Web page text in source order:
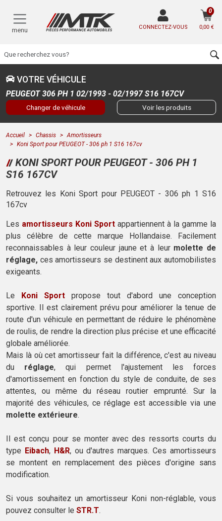
menu CONNECTEZ-VOUS 0,00 €
0
VOTRE VÉHICULE
PEUGEOT 306 PH 1 02/1993 - 02/1997 S16 167CV
Changer de véhicule Voir les produits
Accueil Chassis
Amortisseurs
Koni Sport pour PEUGEOT - 306 ph 1 S16 167cv
KONI SPORT POUR PEUGEOT - 306 PH 1
S16 167CV
Retrouvez les Koni Sport pour PEUGEOT - 306 ph 1 S16
167cv
Les amortisseurs Koni Sport appartiennent à la gamme la
plus célèbre de cette marque Hollandaise. Facilement
reconnaissables à leur couleur jaune et à leur molette de
réglage, ces amortisseurs se destinent aux automobilistes
exigeants.
Le Koni Sport propose tout d'abord une conception
sportive. Il est clairement prévu pour améliorer la tenue de
route d'un véhicule en permettant de réduire le phénomène
de roulis, de rendre la direction plus précise et une efficacité
globale améliorée.
Mais là où cet amortisseur fait la différence, c'est au niveau
du réglage, qui permet l'ajustement les forces
d'amortissement en fonction du style de conduite, de ses
attentes, ou même du réseau routier emprunté. Sur la
majorité des véhicules, ce réglage est accessible via une
molette extérieure.
Il est conçu pour se monter avec des ressorts courts du
type Eibach, H&R, ou d'autres marques. Ces amortisseurs
se montent en remplacement des pièces d'origine sans
modification.
Si vous souhaitez un amortisseur Koni non-réglable, vous
pouvez consulter le STR.T.